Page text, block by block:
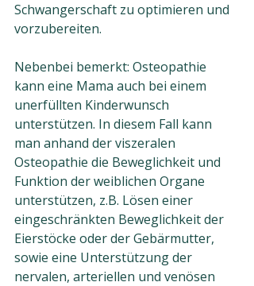
Schwangerschaft zu optimieren und
vorzubereiten.
Nebenbei bemerkt: Osteopathie
kann eine Mama auch bei einem
unerfüllten Kinderwunsch
unterstützen. In diesem Fall kann
man anhand der viszeralen
Osteopathie die Beweglichkeit und
Funktion der weiblichen Organe
unterstützen, z.B. Lösen einer
eingeschränkten Beweglichkeit der
Eierstöcke oder der Gebärmutter,
sowie eine Unterstützung der
nervalen, arteriellen und venösen